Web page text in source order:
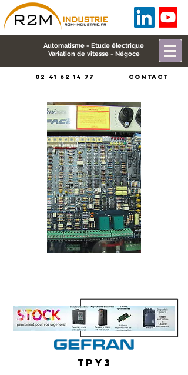
Automatisme - Etude électrique
Variation de vitesse - Négoce
02 41 62 14 77 CONTACT
TPY3